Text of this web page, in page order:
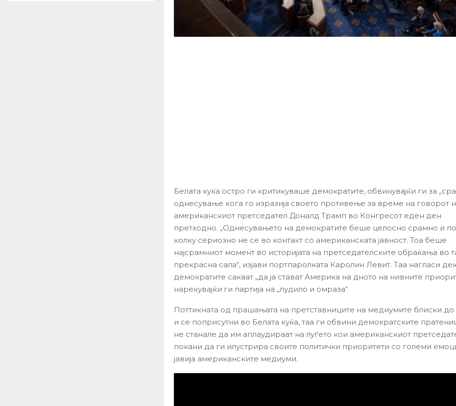
Белата куќа остро ги критикуваше демократите, обвинувајќи ги за
однесување кога го изразија своето противење за време на говорот
американскиот претседател Доналд Трамп во Конгресот еден ден
претходно. „Однесувањето на демократите беше целосно срамно и
колку сериозно не се во контакт со американската јавност. Тоа беше
најсрамниот момент во историјата на претседателските обраќања во
прекрасна сала“, изјави портпаролката Каролин Левит. Таа нагласи
демократите сакаат „да ја стават Америка на дното на нивните
нарекувајќи ги партија на „лудило и омраза“.
Поттикната од прашањата на претставниците на медиумите блиски
и се поприсутни во Белата куќа, таа ги обвини демократските
не станале да им аплаудираат на луѓето кои американскиот
покани да ги илустрира своите политички приоритети со големи
јавија американските медиуми.